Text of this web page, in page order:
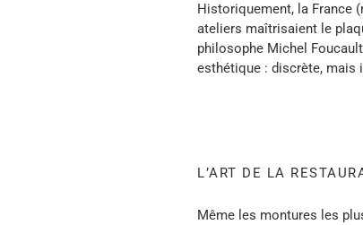
Historiquement, la France
ateliers maîtrisaient le
philosophe Michel
esthétique : discrète, mais
L’ART DE LA
Même les montures les